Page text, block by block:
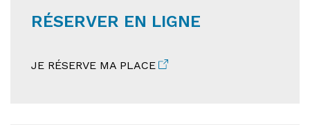
RÉSERVER EN LIGNE
JE RÉSERVE MA PLACE